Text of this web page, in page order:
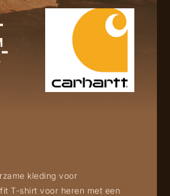
kleding voor
T-shirt voor heren met een